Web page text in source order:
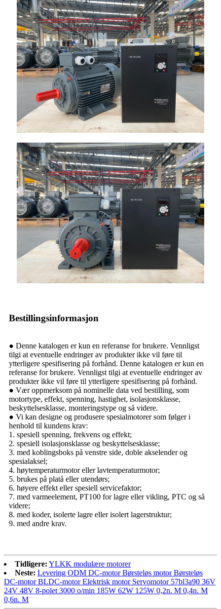
Bestillingsinformasjon
● Denne katalogen er kun en referanse for brukere. Vennligst
tilgi at eventuelle endringer av produkter ikke vil føre til
ytterligere spesifisering på forhånd. Denne katalogen er kun en
referanse for brukere. Vennligst tilgi at eventuelle endringer av
produkter ikke vil føre til ytterligere spesifisering på forhånd.
● Vær oppmerksom på nominelle data ved bestilling, som
motortype, effekt, spenning, hastighet, isolasjonsklasse,
beskyttelsesklasse, monteringstype og så videre.
● Vi kan designe og produsere spesialmotorer som følger i
henhold til kundens krav:
1. spesiell spenning, frekvens og effekt;
2. spesiell isolasjonsklasse og beskyttelsesklasse;
3. med koblingsboks på venstre side, doble akselender og
spesialaksel;
4. høytemperaturmotor eller lavtemperaturmotor;
5. brukes på platå eller utendørs;
6. høyere effekt eller spesiell servicefaktor;
7. med varmeelement, PT100 for lagre eller vikling, PTC og så
videre;
8. med koder, isolerte lagre eller isolert lagerstruktur;
9. med andre krav.
Tidligere: YLKK modulære motorer
Neste: Levering ODM DC-motor Børsteløs motor Børsteløs
DC-motor BLDC-motor Elektrisk motor Servomotor 57bl3a90 36V
24V 48V 8-polet 3000 o/min 185W 62W 125W 0,2n. M 0,4n. M
0,6n. M